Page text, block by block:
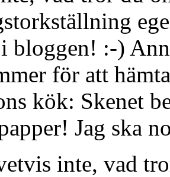
bloggen! :-)
för att
kök: Skenet
Jag ska
inte, vad